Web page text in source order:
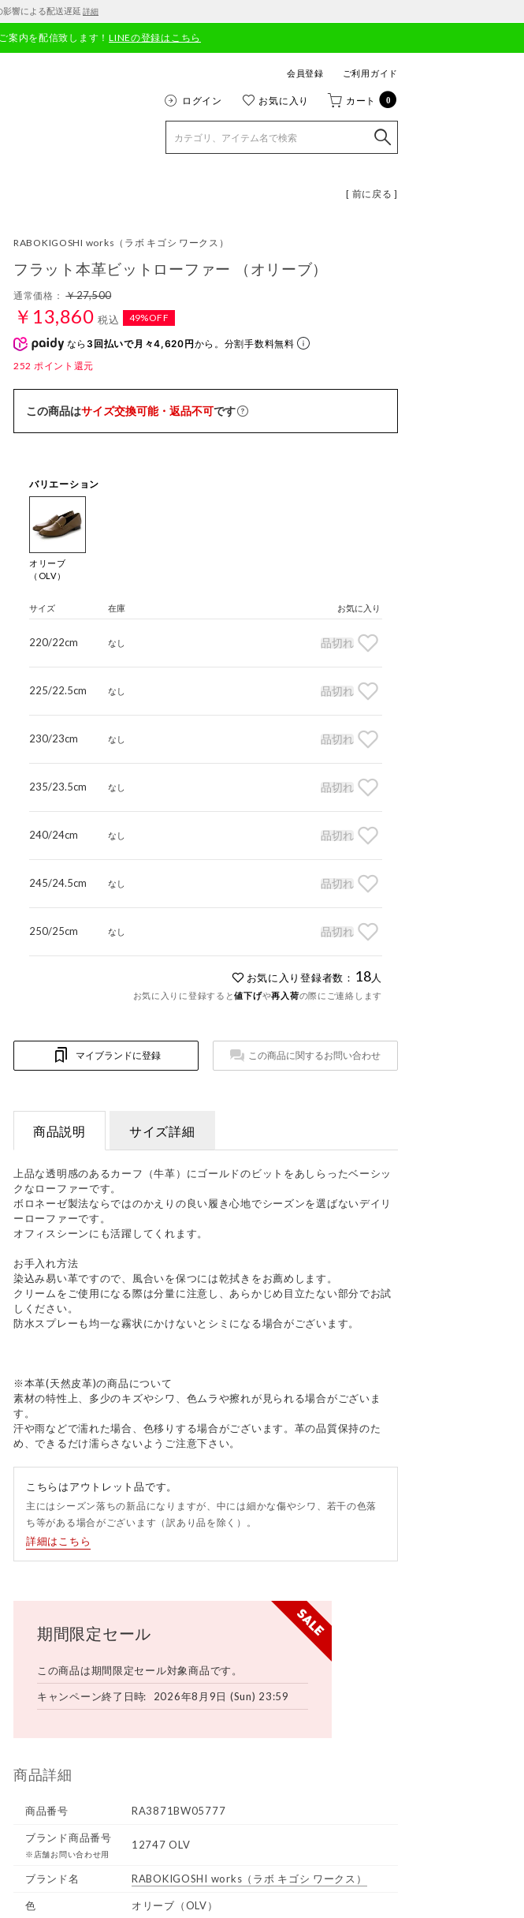
影響による配送遅延 詳細
案内を配信致します！LINEの登録はこちら
会員登録 ご利用ガイド
ログイン お気に入り カート 0
[ 前に戻る ]
RABOKIGOSHI works （ラボ キゴシ ワークス）
フラット本革ビットローファー （オリーブ）
通常価格：￥27,500
￥13,860 税込 49%OFF
なら 3回払いで月々4,620円から。分割手数料無料
252 ポイント還元
この商品はサイズ交換可能・返品不可です
バリエーション
オリーブ
（OLV）
サイズ 在庫 お気に入り
220/22cm なし 品切れ
225/22.5cm なし 品切れ
230/23cm なし 品切れ
235/23.5cm なし 品切れ
240/24cm なし 品切れ
245/24.5cm なし 品切れ
250/25cm なし 品切れ
お気に入り登録者数： 18 人
お気に入りに登録すると値下げや再入荷の際にご連絡します
マイブランドに登録 この商品に関するお問い合わせ
商品説明 サイズ詳細
上品な透明感のあるカーフ（牛革）にゴールドのビットをあしらったベーシッ
クなローファーです。
ボロネーゼ製法ならではのかえりの良い履き心地でシーズンを選ばないデイリ
ーローファーです。
オフィスシーンにも活躍してくれます。
お手入れ方法
染込み易い革ですので、風合いを保つには乾拭きをお薦めします。
クリームをご使用になる際は分量に注意し、あらかじめ目立たない部分でお試
しください。
防水スプレーも均一な霧状にかけないとシミになる場合がございます。
※本革(天然皮革)の商品について
素材の特性上、多少のキズやシワ、色ムラや擦れが見られる場合がございま
す。
汗や雨などで濡れた場合、色移りする場合がございます。革の品質保持のた
め、できるだけ濡らさないようご注意下さい。
こちらはアウトレット品です。
主にはシーズン落ちの新品になりますが、中には細かな傷やシワ、若干の色落
ち等がある場合がございます（訳あり品を除く）。
詳細はこちら
期間限定セール
この商品は期間限定セール対象商品です。
キャンペーン終了日時 2026年8月9日 (Sun) 23:59
商品詳細
商品番号 RA3871BW05777
ブランド商品番号
※店舗お問い合わせ用
12747 OLV
ブランド名 RABOKIGOSHI works （ラボ キゴシ ワークス）
色 オリーブ（OLV）